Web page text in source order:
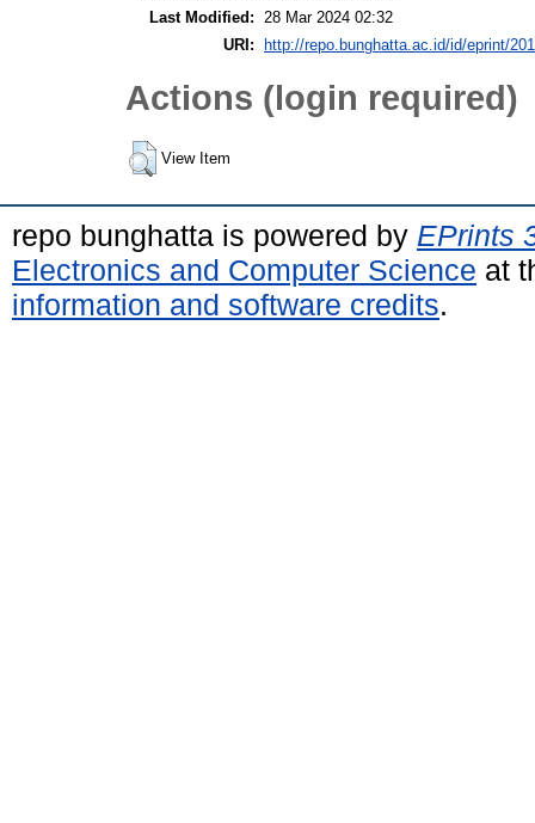
Last Modified:
28 Mar 2024 02:32
URI:
http://repo.bunghatta.ac.id/id/eprint/
Actions (login required)
View Item
repo bunghatta is powered by EPrints
Electronics and Computer Science at
information and software credits.